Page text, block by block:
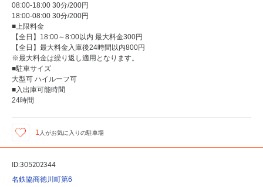
08:00-18:00 30分/200円
18:00-08:00 30分/200円
■上限料金
【全日】18:00～8:00以内 最大料金300円
【全日】最大料金入庫後24時間以内800円
※最大料金は繰り返し適用となります。
■駐車サイズ
大型可 ハイルーフ可
■入出庫可能時間
24時間
1 人がお気に入りの駐車場
ID:305202344
名鉄協商徳川町第6